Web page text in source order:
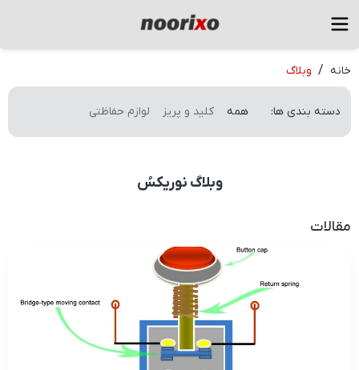
خانه / وبلاگ
دسته بندی ها: همه کلید و پریز لوازم حفاظتی
وبلاگ نوریکسُ
مقالات